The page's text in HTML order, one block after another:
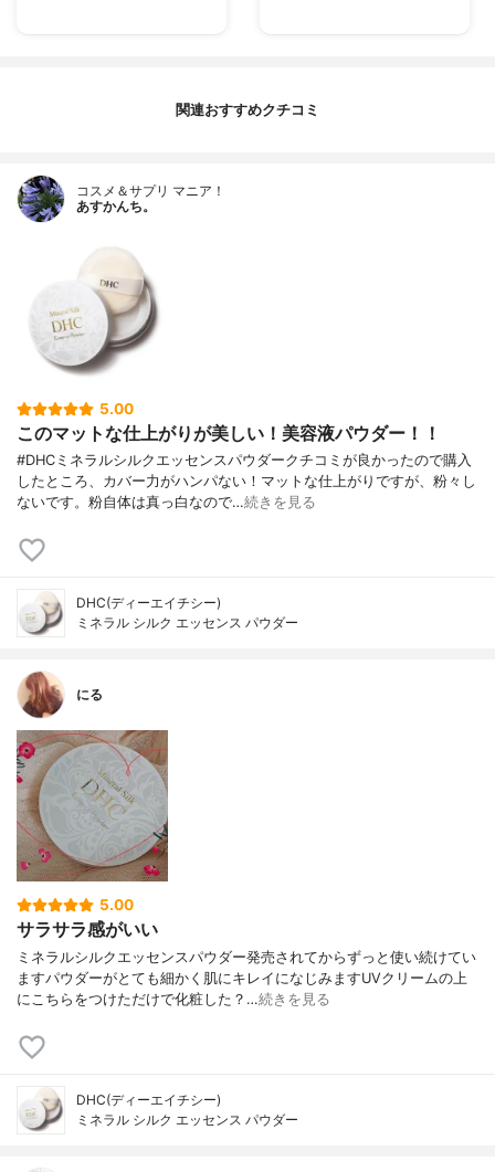
関連おすすめクチコミ
コスメ＆サプリ マニア！
あすかんち。
5.00
このマットな仕上がりが美しい！美容液パウダー！！
#DHCミネラルシルクエッセンスパウダークチコミが良かったので購入
したところ、カバー力がハンパない！マットな仕上がりですが、粉々し
ないです。粉自体は真っ白なので…続きを見る
DHC(ディーエイチシー)
ミネラル シルク エッセンス パウダー
にる
5.00
サラサラ感がいい
ミネラルシルクエッセンスパウダー発売されてからずっと使い続けてい
ますパウダーがとても細かく肌にキレイになじみますUVクリームの上
にこちらをつけただけで化粧した？…続きを見る
DHC(ディーエイチシー)
ミネラル シルク エッセンス パウダー